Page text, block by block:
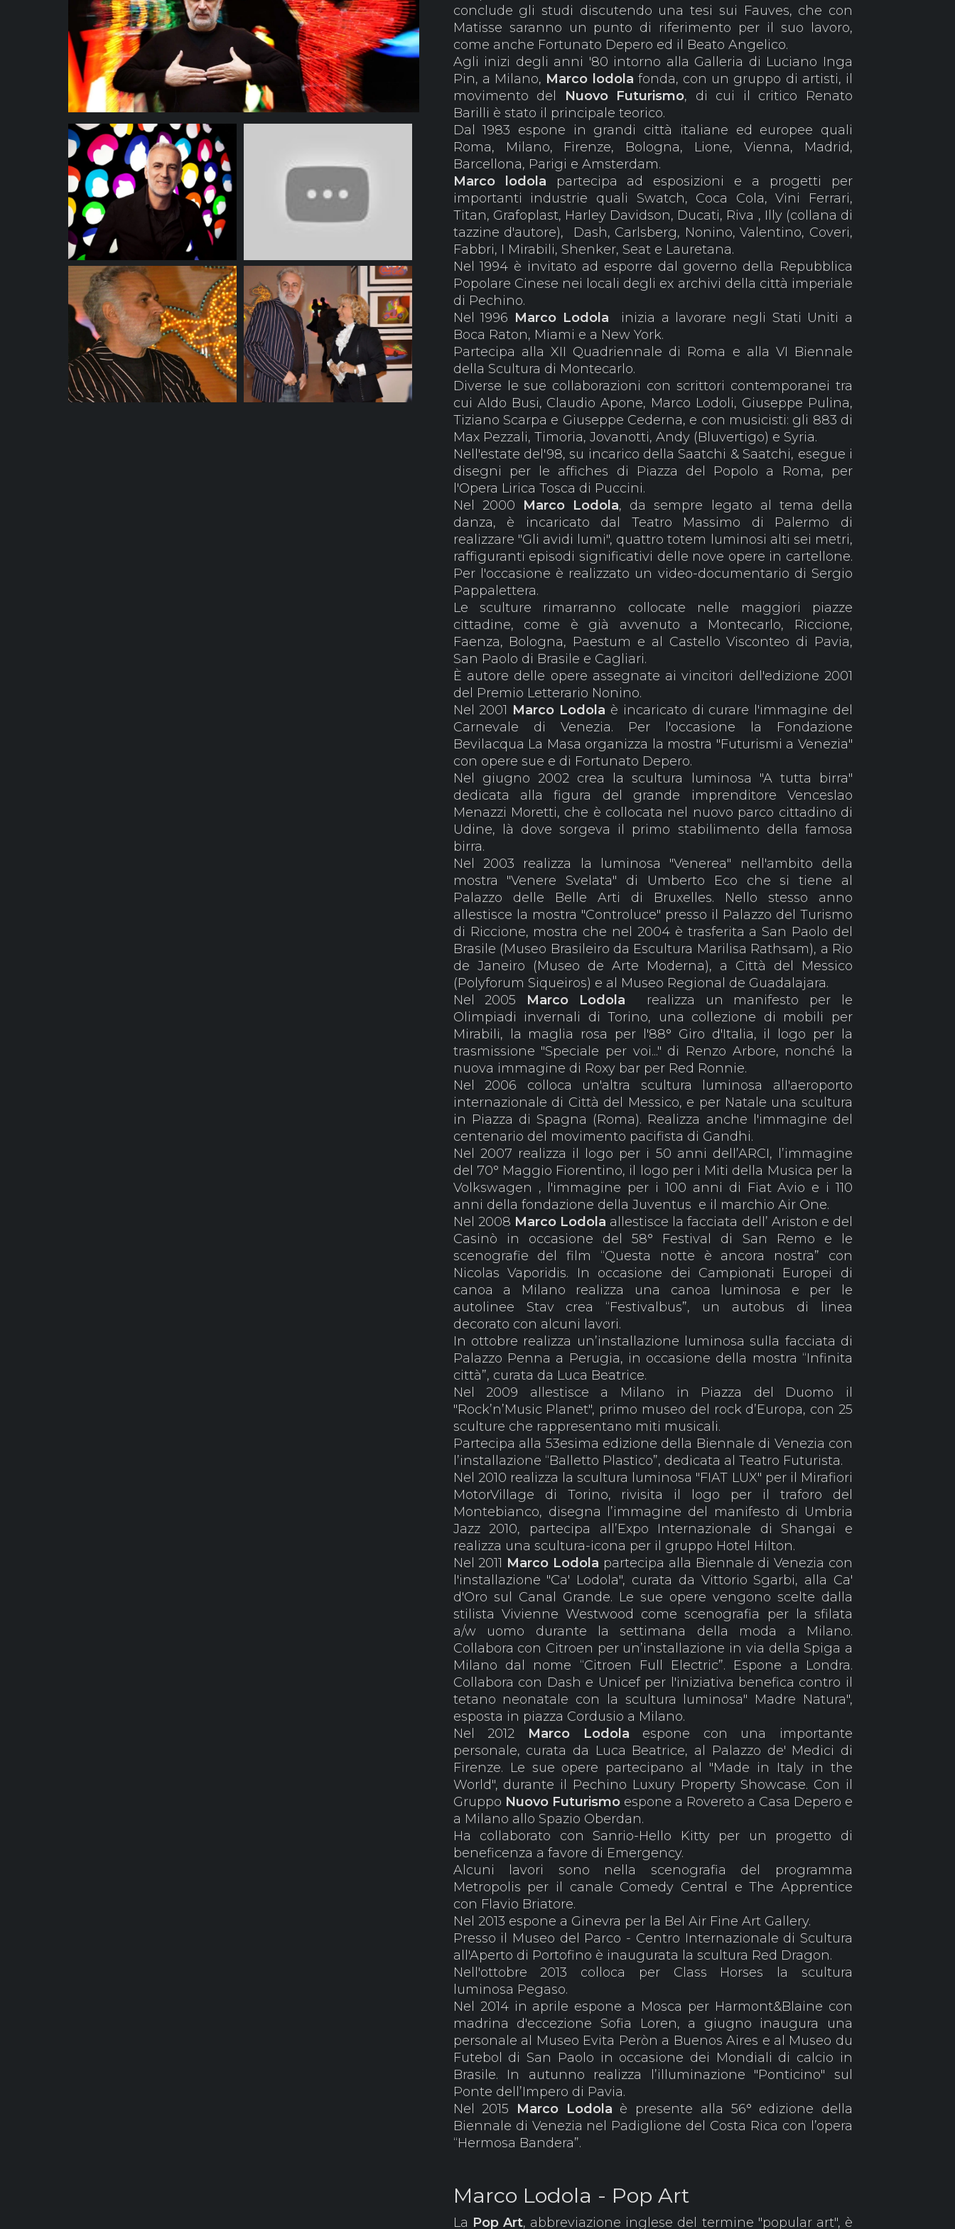
conclude gli studi discutendo una tesi sui Fauves, che con
Matisse saranno un punto di riferimento per il suo lavoro,
come anche Fortunato Depero ed il Beato Angelico.
Agli inizi degli anni '80 intorno alla Galleria di Luciano Inga
Pin, a Milano, Marco lodola fonda, con un gruppo di artisti, il
movimento del
Nuovo Futurismo, di cui il critico Renato
Barilli è stato il principale teorico.
Dal 1983 espone in grandi città italiane ed europee quali
Roma, Milano, Firenze, Bologna, Lione, Vienna, Madrid,
Barcellona, Parigi e Amsterdam.
Marco lodola
partecipa ad esposizioni e a progetti per
importanti industrie quali Swatch, Coca Cola, Vini Ferrari,
Titan, Grafoplast, Harley Davidson, Ducati, Riva , Illy (collana di
tazzine d'autore), Dash, Carlsberg, Nonino, Valentino, Coveri,
Fabbri, I Mirabili, Shenker, Seat e Lauretana.
Nel 1994 è invitato ad esporre dal governo della Repubblica
Popolare Cinese nei locali degli ex archivi della città imperiale
di Pechino.
Nel 1996 Marco Lodola
inizia a lavorare negli Stati Uniti a
Boca Raton, Miami e a New York.
Partecipa alla XII Quadriennale di Roma e alla VI Biennale
della Scultura di Montecarlo.
Diverse le sue collaborazioni con scrittori contemporanei tra
cui Aldo Busi, Claudio Apone, Marco Lodoli, Giuseppe Pulina,
Tiziano Scarpa e Giuseppe Cederna, e con musicisti: gli 883 di
Max Pezzali, Timoria, Jovanotti, Andy (Bluvertigo) e Syria.
Nell'estate del'98, su incarico della Saatchi & Saatchi, esegue i
disegni per le affiches di Piazza del Popolo a Roma, per
l'Opera Lirica Tosca di Puccini.
Nel 2000 Marco Lodola, da sempre legato al tema della
danza, è incaricato dal Teatro Massimo di Palermo di
realizzare "Gli avidi lumi", quattro totem luminosi alti sei metri,
raffiguranti episodi significativi delle nove opere in cartellone.
Per l'occasione è realizzato un video-documentario di Sergio
Pappalettera.
Le sculture rimarranno collocate nelle maggiori piazze
cittadine, come è già avvenuto a Montecarlo, Riccione,
Faenza, Bologna, Paestum e al Castello Visconteo di Pavia,
San Paolo di Brasile e Cagliari.
È autore delle opere assegnate ai vincitori dell'edizione 2001
del Premio Letterario Nonino.
Nel 2001 Marco Lodola è incaricato di curare l'immagine del
Carnevale di Venezia. Per l'occasione la Fondazione
Bevilacqua La Masa organizza la mostra "Futurismi a Venezia"
con opere sue e di Fortunato Depero.
Nel giugno 2002 crea la scultura luminosa "A tutta birra"
dedicata alla figura del grande imprenditore Venceslao
Menazzi Moretti, che è collocata nel nuovo parco cittadino di
Udine, là dove sorgeva il primo stabilimento della famosa
birra.
Nel 2003 realizza la luminosa "Venerea" nell'ambito della
mostra "Venere Svelata" di Umberto Eco che si tiene al
Palazzo delle Belle Arti di Bruxelles. Nello stesso anno
allestisce la mostra "Controluce" presso il Palazzo del Turismo
di Riccione, mostra che nel 2004 è trasferita a San Paolo del
Brasile (Museo Brasileiro da Escultura Marilisa Rathsam), a Rio
de Janeiro (Museo de Arte Moderna), a Città del Messico
(Polyforum Siqueiros) e al Museo Regional de Guadalajara.
Nel 2005 Marco Lodola
realizza un manifesto per le
Olimpiadi invernali di Torino, una collezione di mobili per
Mirabili, la maglia rosa per l'88° Giro d'Italia, il logo per la
trasmissione "Speciale per voi..." di Renzo Arbore, nonché la
nuova immagine di Roxy bar per Red Ronnie.
Nel 2006 colloca un'altra scultura luminosa all'aeroporto
internazionale di Città del Messico, e per Natale una scultura
in Piazza di Spagna (Roma). Realizza anche l'immagine del
centenario del movimento pacifista di Gandhi.
Nel 2007 realizza il logo per i 50 anni dell’ARCI, l’immagine
del 70° Maggio Fiorentino, il logo per i Miti della Musica per la
Volkswagen , l'immagine per i 100 anni di Fiat Avio e i 110
anni della fondazione della Juventus e il marchio Air One.
Nel 2008 Marco Lodola allestisce la facciata dell’ Ariston e del
Casinò in occasione del 58° Festival di San Remo e le
scenografie del film “Questa notte è ancora nostra” con
Nicolas Vaporidis. In occasione dei Campionati Europei di
canoa a Milano realizza una canoa luminosa e per le
autolinee Stav crea “Festivalbus”, un autobus di linea
decorato con alcuni lavori.
In ottobre realizza un’installazione luminosa sulla facciata di
Palazzo Penna a Perugia, in occasione della mostra “Infinita
città”, curata da Luca Beatrice.
Nel 2009 allestisce a Milano in Piazza del Duomo il
"Rock’n’Music Planet", primo museo del rock d’Europa, con 25
sculture che rappresentano miti musicali.
Partecipa alla 53esima edizione della Biennale di Venezia con
l’installazione “Balletto Plastico”, dedicata al Teatro Futurista.
Nel 2010 realizza la scultura luminosa "FIAT LUX" per il Mirafiori
MotorVillage di Torino, rivisita il logo per il traforo del
Montebianco, disegna l’immagine del manifesto di Umbria
Jazz 2010, partecipa all’Expo Internazionale di Shangai e
realizza una scultura-icona per il gruppo Hotel Hilton.
Nel 2011 Marco Lodola partecipa alla Biennale di Venezia con
l'installazione "Ca' Lodola", curata da Vittorio Sgarbi, alla Ca'
d'Oro sul Canal Grande. Le sue opere vengono scelte dalla
stilista Vivienne Westwood come scenografia per la sfilata
a/w uomo durante la settimana della moda a Milano.
Collabora con Citroen per un’installazione in via della Spiga a
Milano dal nome “Citroen Full Electric”. Espone a Londra.
Collabora con Dash e Unicef per l'iniziativa benefica contro il
tetano neonatale con la scultura luminosa" Madre Natura",
esposta in piazza Cordusio a Milano.
Nel 2012 Marco Lodola espone con una importante
personale, curata da Luca Beatrice, al Palazzo de' Medici di
Firenze. Le sue opere partecipano al "Made in Italy in the
World", durante il Pechino Luxury Property Showcase. Con il
Gruppo Nuovo Futurismoespone a Rovereto a Casa Depero e
a Milano allo Spazio Oberdan.
Ha collaborato con Sanrio-Hello Kitty per un progetto di
beneficenza a favore di Emergency.
Alcuni lavori sono nella scenografia del programma
Metropolis per il canale Comedy Central e The Apprentice
con Flavio Briatore.
Nel 2013 espone a Ginevra per la Bel Air Fine Art Gallery.
Presso il Museo del Parco - Centro Internazionale di Scultura
all'Aperto di Portofino è inaugurata la scultura Red Dragon.
Nell'ottobre 2013 colloca per Class Horses la scultura
luminosa Pegaso.
Nel 2014 in aprile espone a Mosca per Harmont&Blaine con
madrina d'eccezione Sofia Loren, a giugno inaugura una
personale al Museo Evita Peròn a Buenos Aires e al Museo du
Futebol di San Paolo in occasione dei Mondiali di calcio in
Brasile. In autunno realizza l’illuminazione "Ponticino" sul
Ponte dell’Impero di Pavia.
Nel 2015 Marco Lodola è presente alla 56° edizione della
Biennale di Venezia nel Padiglione del Costa Rica con l’opera
“Hermosa Bandera”.
Marco Lodola - Pop Art
La Pop Art, abbreviazione inglese del termine "popular art", è